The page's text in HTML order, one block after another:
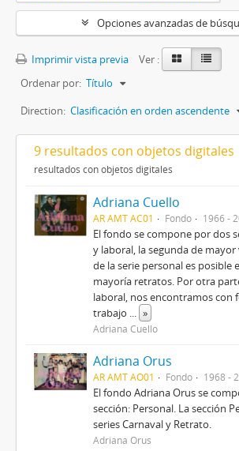
Opciones avanzadas de
Imprimir vista previa
Ver :
Ordenar por: Título
Direction: Clasificación en orden ascendente
9 resultados con objetos digitales
resultados con objetos digitales
Adriana Cuello
AR AMT AC01 Fondo 1966 -
El fondo se compone por dos
y laboral, la segunda de
de la serie personal es posible
mayoría retratos. Por otra
laboral, nos encontramos con
trabajo ... »
Adriana Cuello
Adriana Orus
AR AMT AO01 Fondo 1968 -
El fondo Adriana Orus se
sección: Personal. La sección
series Carnaval y Retrato.
Adriana Orus